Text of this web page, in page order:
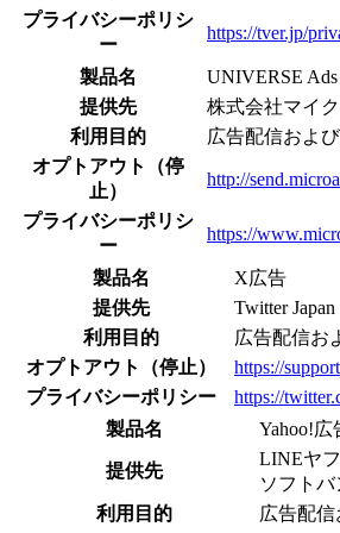
プライバシーポリシ
ー
https://tver.jp/
製品名
UNIVERSE Ads
提供先
株式会社マイ
利用目的
広告配信およ
オプトアウト（停
止）
http://
プライバシーポリシ
ー
https://
製品名
X広告
提供先
Twitter Japan
利用目的
広告配信お
オプトアウト（停止）
https://
プライバシーポリシー
https://
製品名
Yahoo!広
提供先
LINEヤ
ソフト
利用目的
広告配